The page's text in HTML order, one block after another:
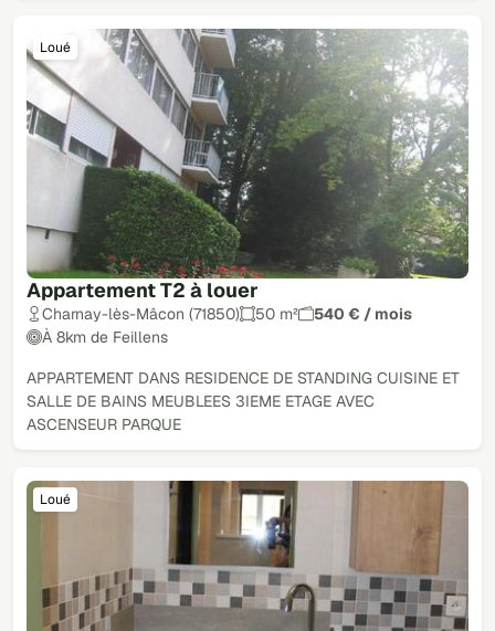
Appartement T2 à louer
Loué
Charnay-lès-Mâcon (71850) 50 m²
540 € / mois
À 8km de Feillens
APPARTEMENT DANS RESIDENCE DE STANDING CUISINE ET
SALLE DE BAINS MEUBLEES 3IEME ETAGE AVEC
ASCENSEUR PARQUE
Loué